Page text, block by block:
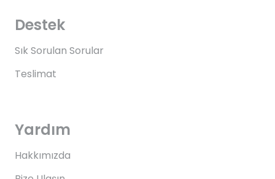
Destek
Sık Sorulan Sorular
Teslimat
Yardım
Hakkımızda